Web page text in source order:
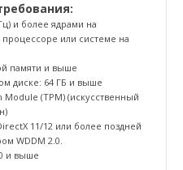
и более ядрами на
или системе на
памяти и выше
диске: 64 ГБ и выше
(TPM) (искусственный
11/12 или более поздней
WDDM 2.0.
и выше